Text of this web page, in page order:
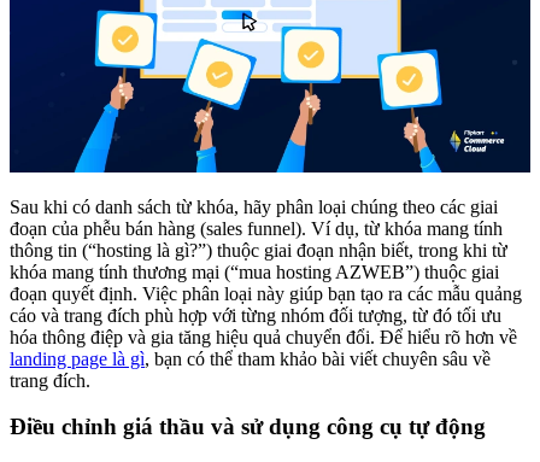
Sau khi có danh sách từ khóa, hãy phân loại chúng theo các giai
đoạn của phễu bán hàng (sales funnel). Ví dụ, từ khóa mang tính
thông tin (“hosting là gì?”) thuộc giai đoạn nhận biết, trong khi từ
khóa mang tính thương mại (“mua hosting AZWEB”) thuộc giai
đoạn quyết định. Việc phân loại này giúp bạn tạo ra các mẫu quảng
cáo và trang đích phù hợp với từng nhóm đối tượng, từ đó tối ưu
hóa thông điệp và gia tăng hiệu quả chuyển đổi. Để hiểu rõ hơn về
landing page là gì, bạn có thể tham khảo bài viết chuyên sâu về
trang đích.
Điều chỉnh giá thầu và sử dụng công cụ tự động